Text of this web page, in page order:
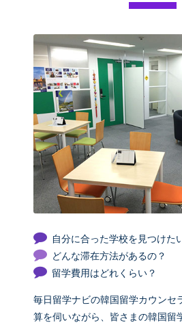
自分に合った学校を見つけた
どんな滞在方法があるの？
留学費用はどれくらい？
毎日留学ナビの韓国留学カウンセ
算を伺いながら、皆さまの韓国留